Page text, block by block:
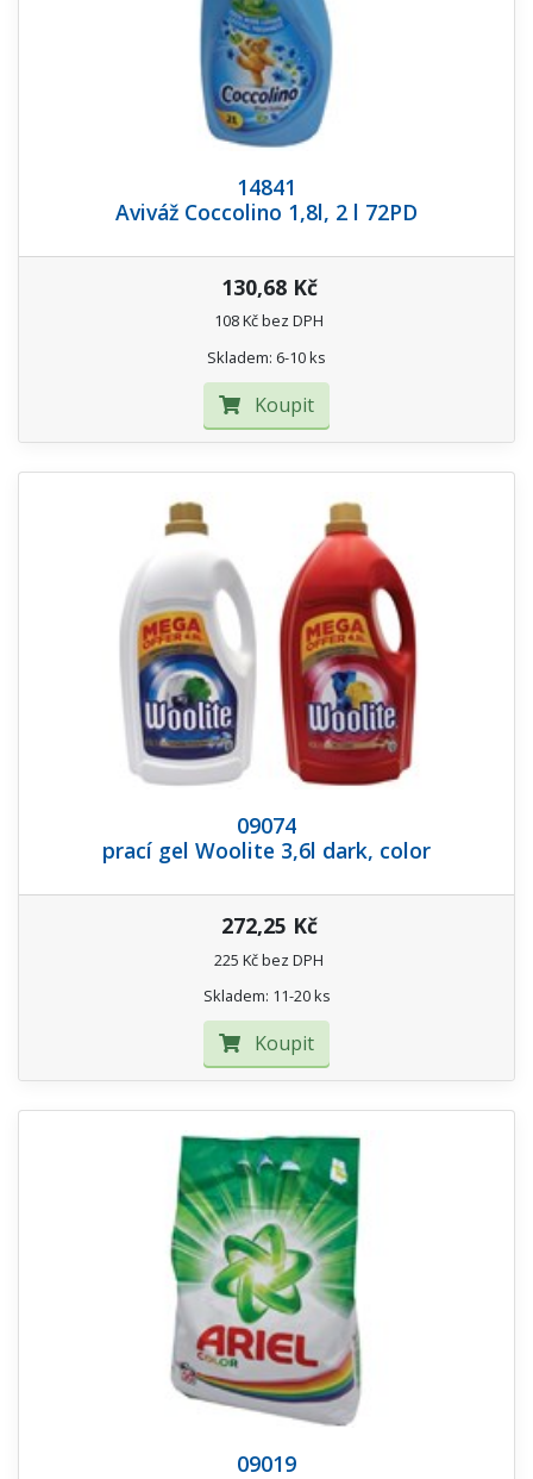
14841
Aviváž Coccolino 1,8l, 2 l 72PD
130,68 Kč
108 Kč bez DPH
Skladem: 6-10 ks
Koupit
09074
prací gel Woolite 3,6l dark, color
272,25 Kč
225 Kč bez DPH
Skladem: 11-20 ks
Koupit
09019